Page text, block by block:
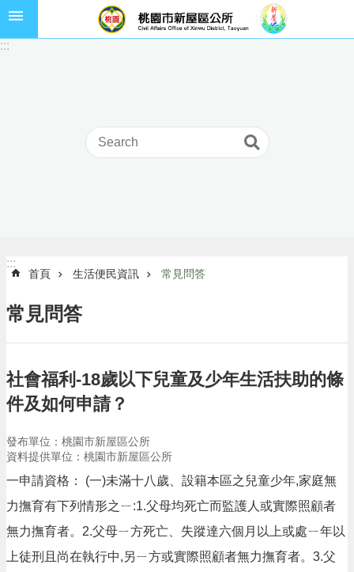
跳到主要內容區塊
介
紹
訊
息
生
活
民
資
機
關
通
訊
錄
:::
:::
:::
首頁 生活便民資訊 常見問答
常見問答
社會福利-18歲以下兒童及少年生活扶助的條
件及如何申請？
發布單位：桃園市新屋區公所
資料提供單位：桃園市新屋區公所
一申請資格： (一)未滿十八歲、設籍本區之兒童少年,家庭無
力撫育有下列情形之ㄧ:1.父母均死亡而監護人或實際照顧者
無力撫育者。2.父母ㄧ方死亡、失蹤達六個月以上或處ㄧ年以
上徒刑且尚在執行中,另ㄧ方或實際照顧者無力撫育者。3.父